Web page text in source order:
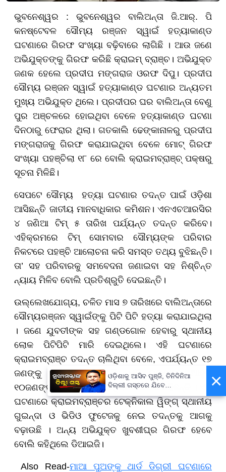
ଭୁବନେଶ୍ୱର : ଭୁବନେଶ୍ୱର ବାଲିଅନ୍ତା ଜି.ଆର୍. ପି
କନଷ୍ଟେବଳ ସୌମ୍ୟ ରଞ୍ଜନ ସ୍ୱାଇଁ ହତ୍ୟାକାଣ୍ଡ
ଘଟଣାରେ ଗିରଫ ସଂଖ୍ୟା ବଢ଼ିବାରେ ଲାଗିଛି । ଆଉ ଜଣେ
ଅଭିଯୁକ୍ତଙ୍କୁ ଗିରଫ କରିଛି କ୍ରାଇମ୍ ବ୍ରାଞ୍ଚ। ଅଭିଯୁକ୍ତ
ଜଣକ ହେଲେ ପ୍ରଦୀପ ମଙ୍ଗରାଜ ଓରଫ ଦିପୁ। ପ୍ରଦୀପ
ସୌମ୍ୟ ରଞ୍ଜନ ସ୍ୱାଇଁ ହତ୍ୟାକାଣ୍ଡ ଘଟଣାର ଅନ୍ୟତମ
ମୁଖ୍ୟ ଅଭିଯୁକ୍ତ ଥିଲେ। ପ୍ରଦୀପର ଘର ବାଲିଅନ୍ତା ବେଣୁ
ପୁର ଅଞ୍ଚଳରେ ହୋଇଥିବା ବେଳେ ହତ୍ୟାକାଣ୍ଡ ଘଟଣା
ଦିନଠାରୁ ଫେରାର ଥିଲା। ଗତକାଲି ଢେଙ୍କାନାଳରୁ ପ୍ରଦୀପ
ମଙ୍ଗରାଜକୁ ଗିରଫ କରାଯାଇଥିବା ବେଳେ ମୋଟ୍ ଗିରଫ
ସଂଖ୍ୟା ପହଞ୍ଚିଲା ୧୮ ରେ ବୋଲି କ୍ରାଇମବ୍ରାଞ୍ଚ୍ ପକ୍ଷରୁ
ସୂଚନା ମିଳିଛି।
ସେପଟେ ସୌମ୍ୟ ହତ୍ୟା ଘଟଣାର ତଦନ୍ତ ପାଇଁ ଓଡ଼ିଶା
ଆସିଛନ୍ତି ଜାତୀୟ ମାନବାଧିକାର କମିଶନ। ଏନଏଚଆରସିର
୪ ଜଣିଆ ଟିମ୍ ୫ ତାରିଖ ପର୍ଯ୍ୟନ୍ତ ତଦନ୍ତ କରିବେ।
ଏହିକ୍ରମରେ ଟିମ୍ ସୋମବାର ସୌମ୍ୟଙ୍କ ପରିବାର
ନିକଟରେ ପହଞ୍ଚି ଆଲୋଚନା କରି ସମସ୍ତ ତଥ୍ୟ ବୁଝିଛନ୍ତି।
ତା’ ସହ ପରିବାରକୁ ସମବେଦନା ଜଣାଇବା ସହ ନିଶ୍ଚିନ୍ତ
ନ୍ୟାୟ ମିଳିବ ବୋଲି ପ୍ରତିଶ୍ରୁତି ଦେଇଛନ୍ତି।
ଉଲ୍ଲେଖଯୋଗ୍ୟ, ଚଳିତ ମାସ ୭ ତାରିଖରେ ବାଲିଅନ୍ତାରେ
ସୌମ୍ୟରଞ୍ଜନ ସ୍ୱାଇଁଙ୍କୁ ପିଟି ପିଟି ହତ୍ୟା କରାଯାଇଥିଲା
। ଜଣେ ଯୁବତୀଙ୍କ ସହ ଗଣ୍ଡଗୋଳ ହେବାରୁ ସ୍ଥାନୀୟ
ଲୋକ ପିଟିପିଟି ମାରି ଦେଇଥିଲେ। ଏହି ଘଟଣାରେ
କ୍ରାଇମବ୍ରାଞ୍ଚ ତଦନ୍ତ ଚାଲିଥିବା ବେଳେ, ଏପର୍ଯ୍ୟନ୍ତ ୧୭
ଜଣଙ୍କୁ ଗିରଫ କରାଯାଇଛି। ଏହି ଘଟଣାରେ ଆହୁରି
୧୦ଜଣଙ୍କୁ ଚିହ୍ନଟ କରାଯାଇଥିବା ଡିଆଇଜି କହିଛନ୍ତି । ଏହି
ଘଟଣାରେ କ୍ରାଇମବ୍ରାଞ୍ଚର ଟେକ୍ନିକାଲ ୱିଙ୍ଗ୍ ସ୍ଥାନୀୟ
ଗୁଇନ୍ଦା ଓ ଭିଡିଓ ଫୁଟେଜକୁ ନେଇ ତଦନ୍ତକୁ ଆଗକୁ
ବଢ଼ାଉଛି । ଅନ୍ୟ ଅଭିଯୁକ୍ତ ଖୁବଶୀଘ୍ର ଗିରଫ ହେବେ
ବୋଲି କହିଥିଲେ ଡିଆଇଜି।
Also Read-ମାଆ ପୁଅଙ୍କୁ ଥାର୍ଡ ଡିଗ୍ରୀ ଘଟଣାରେ
×
ଓଡ଼ିଶାକୁ ଆସିବ ପୁଞ୍ଜି, ତିନିଦିନିଆ
ଦିଲ୍ଲୀ ଗସ୍ତରେ ଯିବେ
ମୁଖ୍ୟମନ୍ତ୍ରୀ ମୋହନ ମାଝୀ